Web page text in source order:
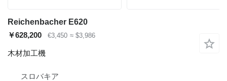
Reichenbacher E620
￥628,200
€3,450 ≈ $3,986
木材加工機
スロバキア